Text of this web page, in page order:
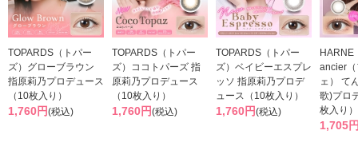
TOPARDS（トパー
ズ）グローブラウン
指原莉乃プロデュース
（10枚入り）
1,760円(税込)
TOPARDS（トパー
ズ）ココトパーズ 指
原莉乃プロデュース
（10枚入り）
1,760円(税込)
TOPARDS（トパー
ズ）ベイビーエスプレ
ッソ 指原莉乃プロデ
ュース（10枚入り）
1,760円(税込)
HARNE
ancier
ェ） て
歌)プロ
枚入り）
1,705